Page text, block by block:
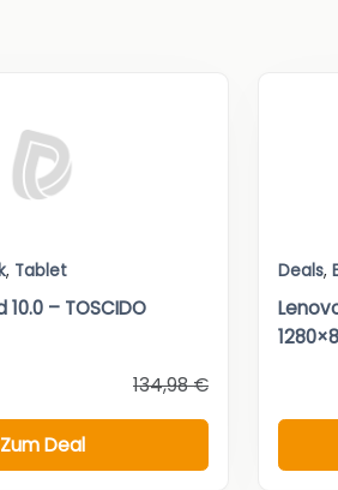
, Tablet
– TOSCIDO
134,98 €
Zum Deal
Deals,